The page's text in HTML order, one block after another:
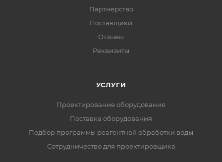
Партнерство
Поставщики
Отзывы
Реквизиты
УСЛУГИ
Проектирование оборудования
Поставка оборудования
Подбор программы реагентной обработки воды
Сотрудничество для проектировщика